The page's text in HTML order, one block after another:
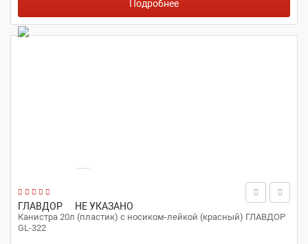
Подробнее
ГЛАВДОР НЕ УКАЗАНО
Канистра 20л (пластик) с носиком-лейкой (красный) ГЛАВДОР
GL-322